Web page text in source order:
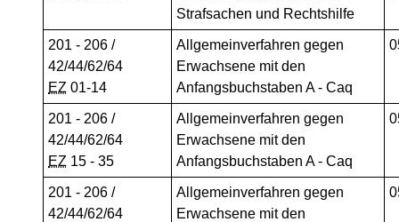
Strafsachen und Rechtshilfe
201 - 206 /
42/44/62/64
EZ 01-14
Allgemeinverfahren gegen
Erwachsene mit den
Anfangsbuchstaben A - Caq
201 - 206 /
42/44/62/64
EZ 15 - 35
Allgemeinverfahren gegen
Erwachsene mit den
Anfangsbuchstaben A - Caq
201 - 206 /
42/44/62/64
Allgemeinverfahren gegen
Erwachsene mit den